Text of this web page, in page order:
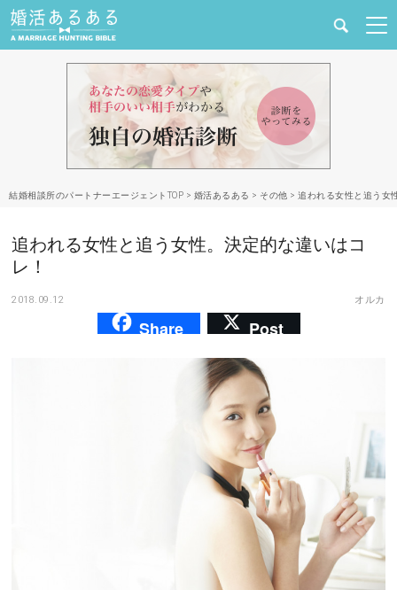
合コン・街コン
マッチングアプリ
結婚相談所のパートナーエージェントTOP > 婚活あるある > その他 > 追われる女性と追う女
追われる女性と追う女性。決定的な違いはコ
レ！
2018.09.12 オルカ
Share Post